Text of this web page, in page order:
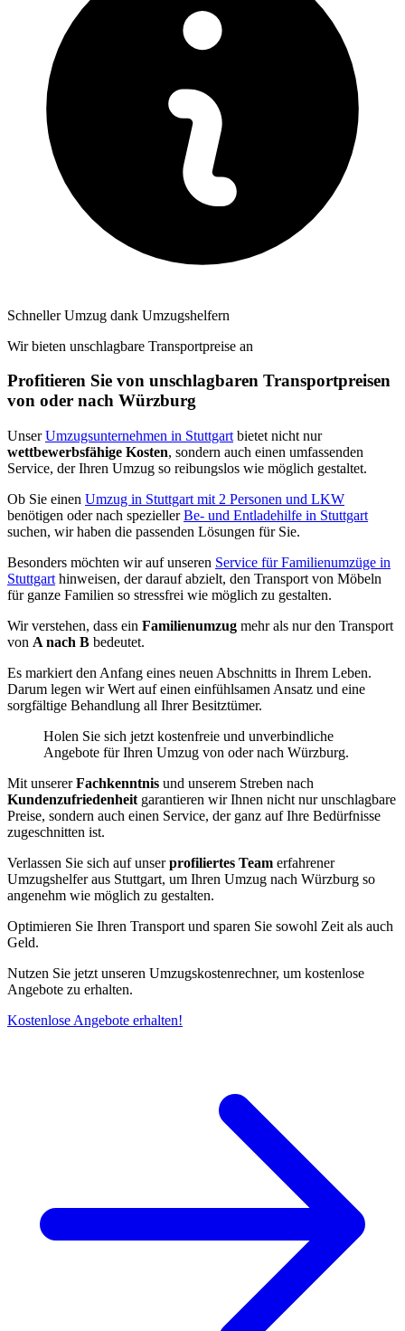
Schneller Umzug dank Umzugshelfern
Wir bieten unschlagbare Transportpreise an
Profitieren Sie von unschlagbaren Transportpreisen
von oder nach Würzburg
UnserUmzugsunternehmen in Stuttgart bietet nicht nur
wettbewerbsfähige Kosten, sondern auch einen umfassenden
Service, der Ihren Umzug so reibungslos wie möglich gestaltet.
Ob Sie einen Umzug in Stuttgart mit 2 Personen und LKW
benötigen oder nach speziellerBe- und Entladehilfe in Stuttgart
suchen, wir haben die passenden Lösungen für Sie.
Besonders möchten wir auf unseren Service für Familienumzüge in
Stuttgart hinweisen, der darauf abzielt, den Transport von Möbeln
für ganze Familien so stressfrei wie möglich zu gestalten.
Wir verstehen, dass ein Familienumzug mehr als nur den Transport
von A nach B bedeutet.
Es markiert den Anfang eines neuen Abschnitts in Ihrem Leben.
Darum legen wir Wert auf einen einfühlsamen Ansatz und eine
sorgfältige Behandlung all Ihrer Besitztümer.
Holen Sie sich jetzt kostenfreie und unverbindliche
Angebote für Ihren Umzug von oder nach Würzburg.
Mit unsererFachkenntnis und unserem Streben nach
Kundenzufriedenheit garantieren wir Ihnen nicht nur unschlagbare
Preise, sondern auch einen Service, der ganz auf Ihre Bedürfnisse
zugeschnitten ist.
Verlassen Sie sich auf unserprofiliertes Team erfahrener
Umzugshelfer aus Stuttgart, um Ihren Umzug nach Würzburg so
angenehm wie möglich zu gestalten.
Optimieren Sie Ihren Transport und sparen Sie sowohl Zeit als auch
Geld.
Nutzen Sie jetzt unseren Umzugskostenrechner, um kostenlose
Angebote zu erhalten.
Kostenlose Angebote erhalten!